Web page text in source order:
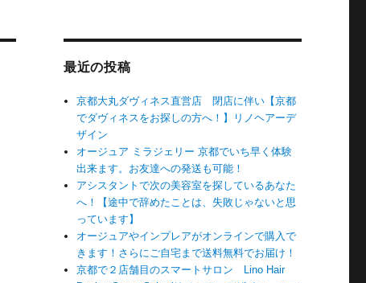
最近の投稿
京都大丸ダヴィネス直営店 閉店に伴い【京都
でダヴィネスをお探しの方へ！】リノヘアーデ
ザイン
オージュア ミラジェリー 京都でいち早く体験
出来ます。お友達への発送も可能！
アシスタントで次の美容室を探しているあなた
へ！【途中で辞めたことは、失敗じゃないと思
っています】
オージュアやインプレアがオンラインで購入で
きます！さらにご自宅まで送料無料でお届け！
京都で２店舗目のスマートサロン Lino Hair